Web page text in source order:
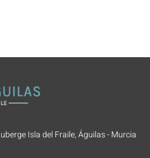
Isla del Fraile, Águilas - Murcia